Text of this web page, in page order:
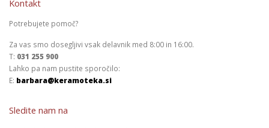
Kontakt
Potrebujete pomoč?
Za vas smo dosegljivi vsak delavnik med 8:00 in 16:00.
T: 031 255 900
Lahko pa nam pustite sporočilo:
E: barbara@keramoteka.si
Sledite nam na